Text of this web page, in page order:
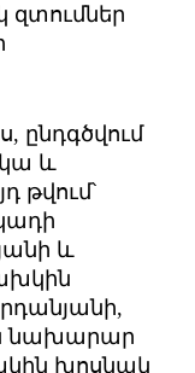
զտումներ
ընդգծվում
և
թվում՝
և
նախարար
խոսնակ